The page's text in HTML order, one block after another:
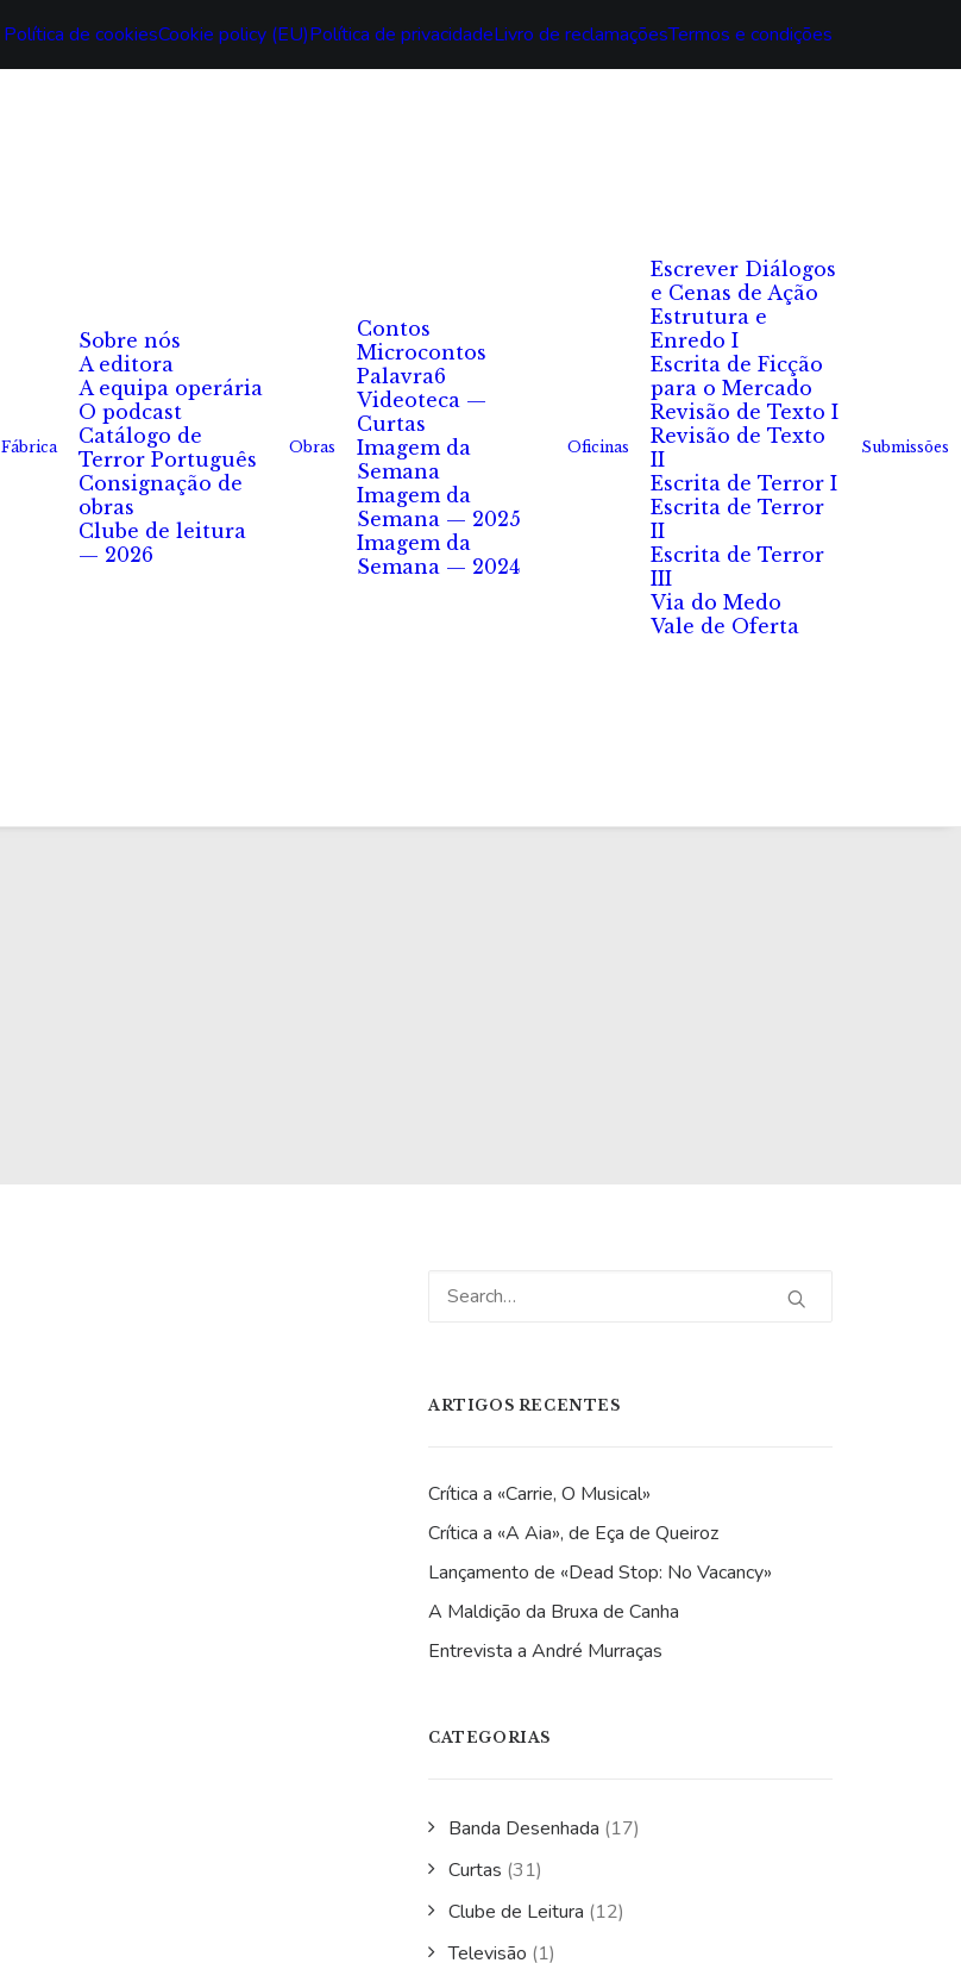
Política de cookiesCookie policy (EU)Política de privacidadeLivro de reclamaçõesTermos e condições
Fábrica
Sobre nós
A editora
A equipa operária
O podcast
Catálogo de
Terror Português
Consignação de
obras
Clube de leitura
— 2026
Obras
Contos
Microcontos
Palavra6
Videoteca —
Curtas
Imagem da
Semana
Imagem da
Semana — 2025
Imagem da
Semana — 2024
Oficinas
Escrever Diálogos
e Cenas de Ação
Estrutura e
Enredo I
Escrita de Ficção
para o Mercado
Revisão de Texto I
Revisão de Texto
II
Escrita de Terror I
Escrita de Terror
II
Escrita de Terror
III
Via do Medo
Vale de Oferta
Submissões
ARTIGOS RECENTES
Crítica a «Carrie, O Musical»
Crítica a «A Aia», de Eça de Queiroz
Lançamento de «Dead Stop: No Vacancy»
A Maldição da Bruxa de Canha
Entrevista a André Murraças
CATEGORIAS
Banda Desenhada (17)
Curtas (31)
Clube de Leitura (12)
Televisão (1)